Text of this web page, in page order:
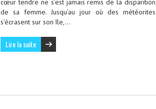
cœur tendre ne s’est jamais remis de la disparition
de sa femme. Jusqu’au jour où des météorites
s’écrasent sur son île,…
Lire la suite